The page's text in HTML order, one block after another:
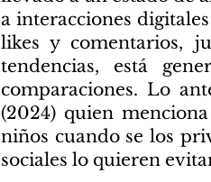
a interacciones
likes y comentarios,
tendencias, está
comparaciones. Lo
(2024) quien
niños cuando se los
sociales lo quieren